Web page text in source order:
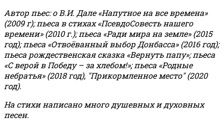
Автор пьес: о В.И. Дале «Напутное на все времена»
(2009 г); пьеса в стихах «ПсевдоСовесть нашего
времени» (2010 г.); пьеса «Ради мира на земле» (2015
год); пьеса «Отвоёванный выбор Донбасса» (2016 год);
пьеса рождественская сказка «Вернуть папу»; пьеса
«С верой в Победу – за хлебом!»;пьеса «Родные
небратья» (2018 год), "Прикормленное место" (2020
год).
На стихи написано много душевных и духовных
песен.